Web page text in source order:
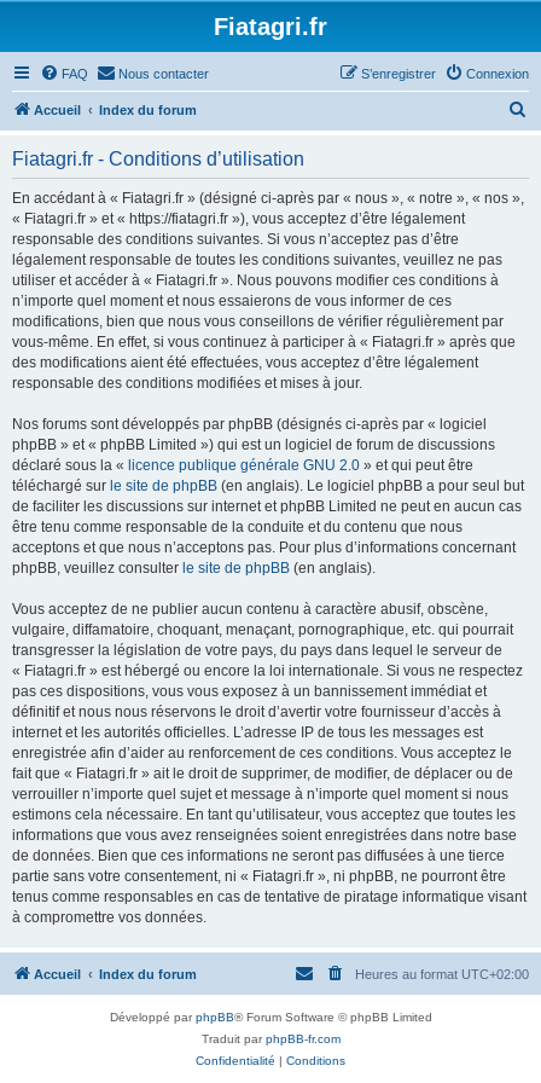
Fiatagri.fr
FAQ Nous contacter Connexion
S’enregistrer
Accueil Index du forum
Fiatagri.fr - Conditions d’utilisation
En accédant à « Fiatagri.fr » (désigné ci-après par « nous », « notre », « nos »,
« Fiatagri.fr » et « https://fiatagri.fr »), vous acceptez d’être légalement
responsable des conditions suivantes. Si vous n’acceptez pas d’être
légalement responsable de toutes les conditions suivantes, veuillez ne pas
utiliser et accéder à « Fiatagri.fr ». Nous pouvons modifier ces conditions à
n’importe quel moment et nous essaierons de vous informer de ces
modifications, bien que nous vous conseillons de vérifier régulièrement par
vous-même. En effet, si vous continuez à participer à « Fiatagri.fr » après que
des modifications aient été effectuées, vous acceptez d’être légalement
responsable des conditions modifiées et mises à jour.
Nos forums sont développés par phpBB (désignés ci-après par « logiciel
phpBB » et « phpBB Limited ») qui est un logiciel de forum de discussions
déclaré sous la « licence publique générale GNU 2.0 » et qui peut être
téléchargé sur le site de phpBB (en anglais). Le logiciel phpBB a pour seul but
de faciliter les discussions sur internet et phpBB Limited ne peut en aucun cas
être tenu comme responsable de la conduite et du contenu que nous
acceptons et que nous n’acceptons pas. Pour plus d’informations concernant
phpBB, veuillez consulter le site de phpBB (en anglais).
Vous acceptez de ne publier aucun contenu à caractère abusif, obscène,
vulgaire, diffamatoire, choquant, menaçant, pornographique, etc. qui pourrait
transgresser la législation de votre pays, du pays dans lequel le serveur de
« Fiatagri.fr » est hébergé ou encore la loi internationale. Si vous ne respectez
pas ces dispositions, vous vous exposez à un bannissement immédiat et
définitif et nous nous réservons le droit d’avertir votre fournisseur d’accès à
internet et les autorités officielles. L’adresse IP de tous les messages est
enregistrée afin d’aider au renforcement de ces conditions. Vous acceptez le
fait que « Fiatagri.fr » ait le droit de supprimer, de modifier, de déplacer ou de
verrouiller n’importe quel sujet et message à n’importe quel moment si nous
estimons cela nécessaire. En tant qu’utilisateur, vous acceptez que toutes les
informations que vous avez renseignées soient enregistrées dans notre base
de données. Bien que ces informations ne seront pas diffusées à une tierce
partie sans votre consentement, ni « Fiatagri.fr », ni phpBB, ne pourront être
tenus comme responsables en cas de tentative de piratage informatique visant
à compromettre vos données.
Accueil Index du forum Heures au format UTC+02:00
Développé parphpBB® Forum Software © phpBB Limited
Traduit parphpBB-fr.com
Confidentialité | Conditions